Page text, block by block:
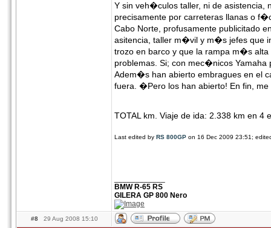
Y sin veh�culos taller, ni de asistencia,
precisamente por carreteras llanas o
Cabo Norte, profusamente publicitado
asitencia, taller m�vil y m�s jefes que
trozo en barco y que la rampa m�s
problemas. Si; con mec�nicos
Adem�s han abierto embragues en el
fuera. �Pero los han abierto! En fin,
TOTAL km. Viaje de ida: 2.338 km en 4
Last edited by RS 800GP on 16 Dec 2009 23:51;
BMW R-65 RS
GILERA GP 800 Nero
#8 29 Aug 2008 15:10